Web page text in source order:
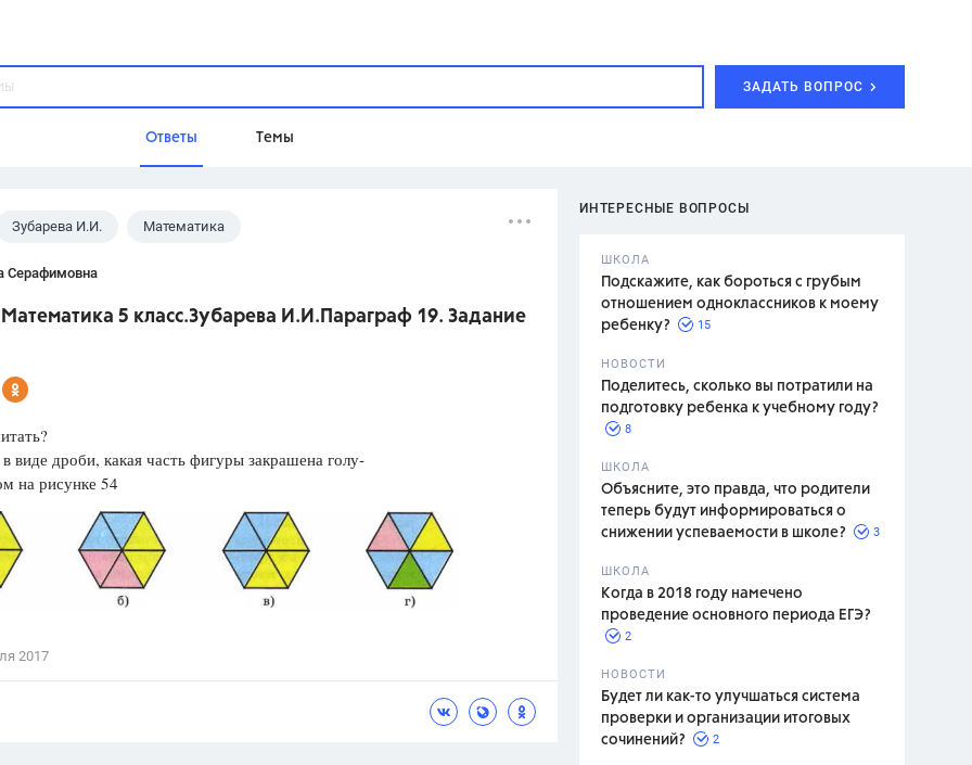
ЗАДАТЬ ВОПРОС
Ответы Темы
Разумовская М.М.,
Цветков Л. А.
Психология
Отношения,
Любовь,Красота,
ИНТЕРЕСНЫЕ ВОПРОСЫ
ШКОЛА
Подскажите, как бороться с грубым
отношением одноклассников к моему
ребенку?
15
НОВОСТИ
Поделитесь, сколько вы потратили на
подготовку ребенка к учебному году?
8
ШКОЛА
Объясните, это правда, что родители
теперь будут информироваться о
снижении успеваемости в школе?
3
ШКОЛА
Когда в 2018 году намечено
проведение основного периода ЕГЭ?
2
НОВОСТИ
Будет ли как-то улучшаться система
проверки и организации итоговых
сочинений?
2
Зубарева И.И. Математика
Серафимовна
5 класс.Зубарева И.И.Параграф 19. Задание
виде дроби, какая часть фигуры закрашена голу-
на рисунке 54
2017